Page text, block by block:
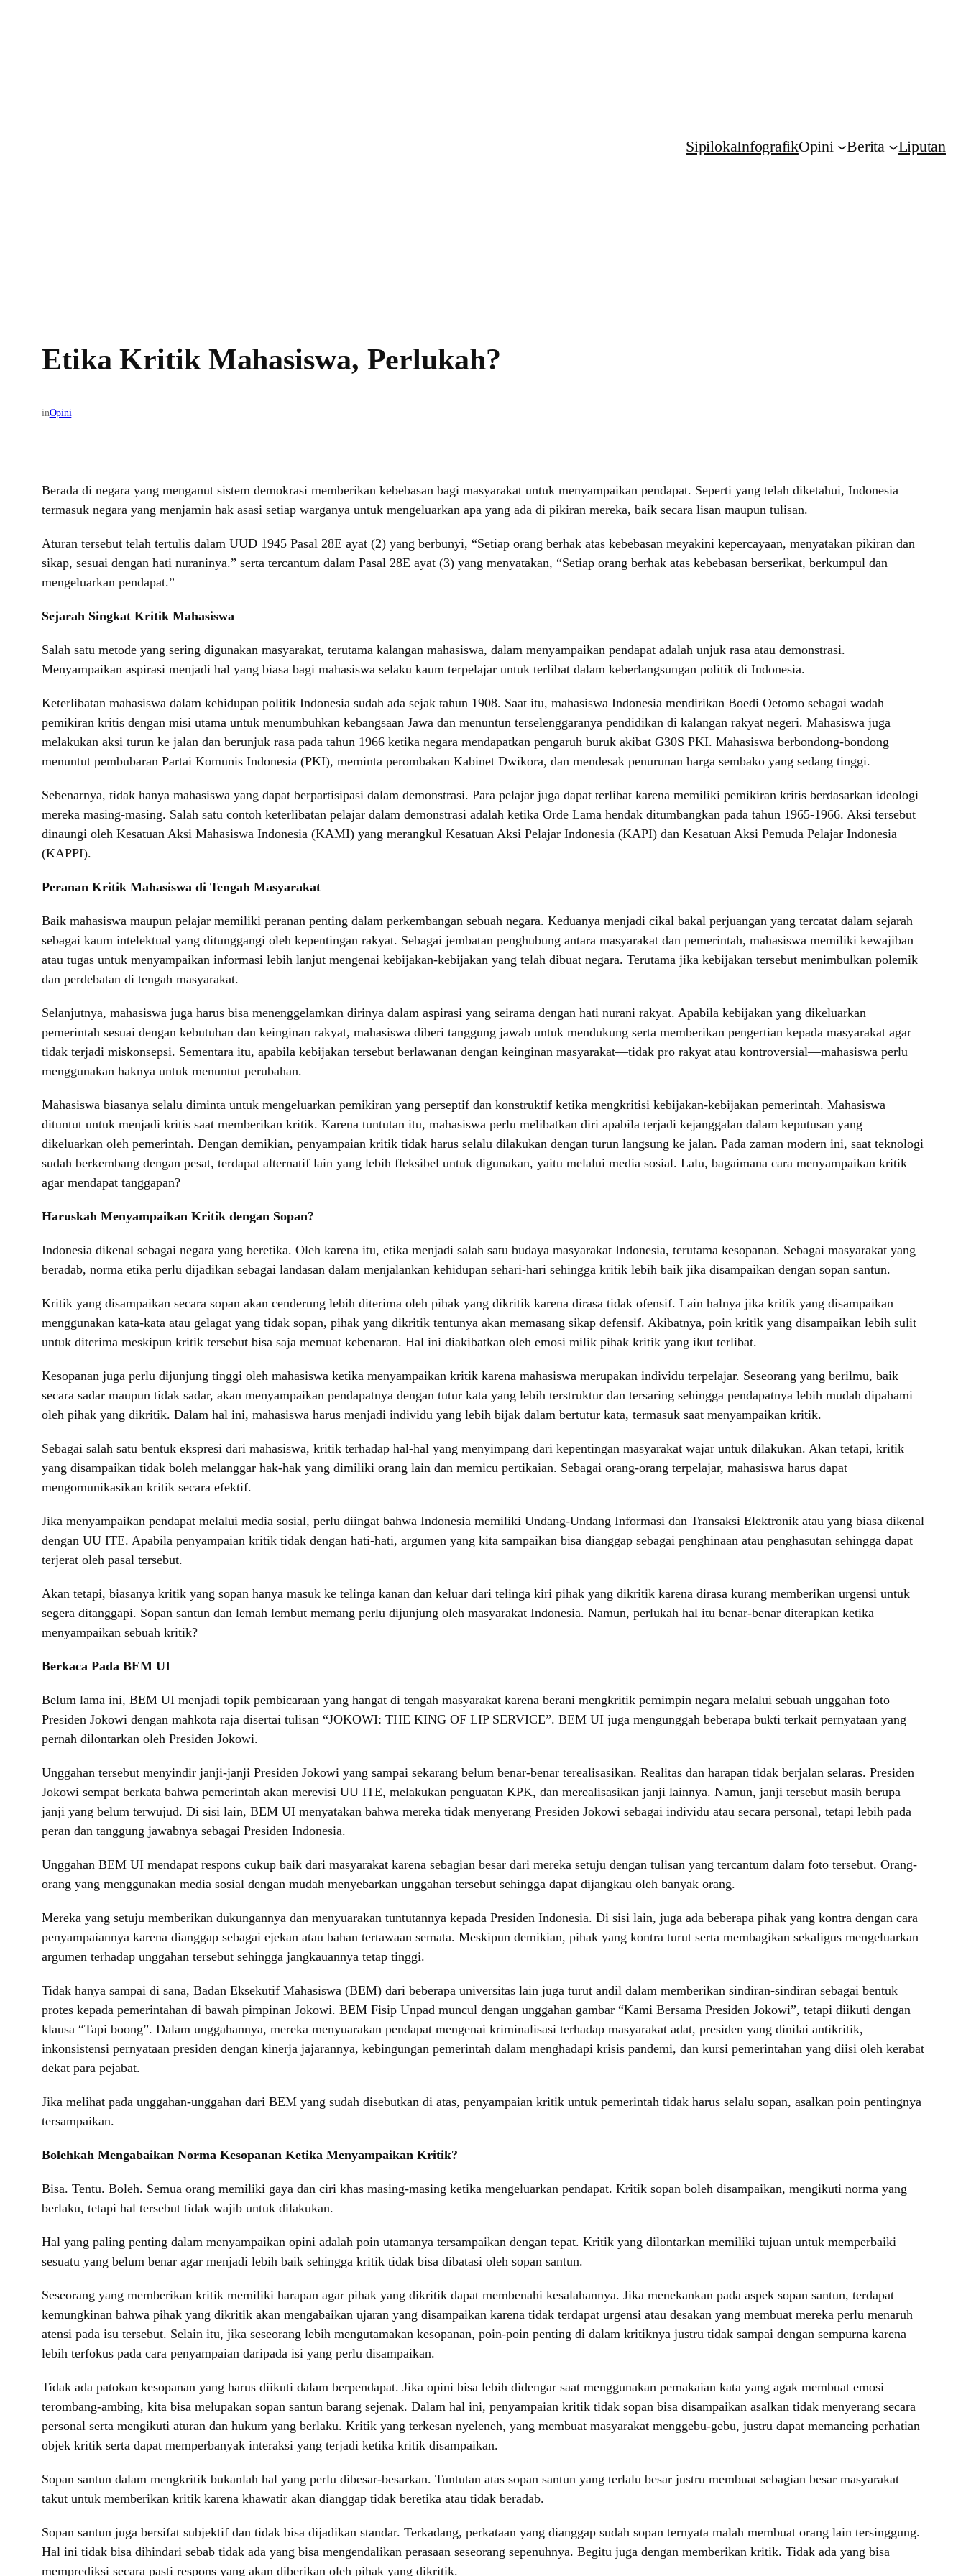
SipilokaInfografikOpini Berita Liputan
Etika Kritik Mahasiswa, Perlukah?
inOpini
Berada di negara yang menganut sistem demokrasi memberikan kebebasan bagi masyarakat untuk menyampaikan pendapat. Seperti yang telah diketahui, Indonesia
termasuk negara yang menjamin hak asasi setiap warganya untuk mengeluarkan apa yang ada di pikiran mereka, baik secara lisan maupun tulisan.
Aturan tersebut telah tertulis dalam UUD 1945 Pasal 28E ayat (2) yang berbunyi, “Setiap orang berhak atas kebebasan meyakini kepercayaan, menyatakan pikiran dan
sikap, sesuai dengan hati nuraninya.” serta tercantum dalam Pasal 28E ayat (3) yang menyatakan, “Setiap orang berhak atas kebebasan berserikat, berkumpul dan
mengeluarkan pendapat.”
Sejarah Singkat Kritik Mahasiswa
Salah satu metode yang sering digunakan masyarakat, terutama kalangan mahasiswa, dalam menyampaikan pendapat adalah unjuk rasa atau demonstrasi.
Menyampaikan aspirasi menjadi hal yang biasa bagi mahasiswa selaku kaum terpelajar untuk terlibat dalam keberlangsungan politik di Indonesia.
Keterlibatan mahasiswa dalam kehidupan politik Indonesia sudah ada sejak tahun 1908. Saat itu, mahasiswa Indonesia mendirikan Boedi Oetomo sebagai wadah
pemikiran kritis dengan misi utama untuk menumbuhkan kebangsaan Jawa dan menuntun terselenggaranya pendidikan di kalangan rakyat negeri. Mahasiswa juga
melakukan aksi turun ke jalan dan berunjuk rasa pada tahun 1966 ketika negara mendapatkan pengaruh buruk akibat G30S PKI. Mahasiswa berbondong-bondong
menuntut pembubaran Partai Komunis Indonesia (PKI), meminta perombakan Kabinet Dwikora, dan mendesak penurunan harga sembako yang sedang tinggi.
Sebenarnya, tidak hanya mahasiswa yang dapat berpartisipasi dalam demonstrasi. Para pelajar juga dapat terlibat karena memiliki pemikiran kritis berdasarkan ideologi
mereka masing-masing. Salah satu contoh keterlibatan pelajar dalam demonstrasi adalah ketika Orde Lama hendak ditumbangkan pada tahun 1965-1966. Aksi tersebut
dinaungi oleh Kesatuan Aksi Mahasiswa Indonesia (KAMI) yang merangkul Kesatuan Aksi Pelajar Indonesia (KAPI) dan Kesatuan Aksi Pemuda Pelajar Indonesia
(KAPPI).
Peranan Kritik Mahasiswa di Tengah Masyarakat
Baik mahasiswa maupun pelajar memiliki peranan penting dalam perkembangan sebuah negara. Keduanya menjadi cikal bakal perjuangan yang tercatat dalam sejarah
sebagai kaum intelektual yang ditunggangi oleh kepentingan rakyat. Sebagai jembatan penghubung antara masyarakat dan pemerintah, mahasiswa memiliki kewajiban
atau tugas untuk menyampaikan informasi lebih lanjut mengenai kebijakan-kebijakan yang telah dibuat negara. Terutama jika kebijakan tersebut menimbulkan polemik
dan perdebatan di tengah masyarakat.
Selanjutnya, mahasiswa juga harus bisa menenggelamkan dirinya dalam aspirasi yang seirama dengan hati nurani rakyat. Apabila kebijakan yang dikeluarkan
pemerintah sesuai dengan kebutuhan dan keinginan rakyat, mahasiswa diberi tanggung jawab untuk mendukung serta memberikan pengertian kepada masyarakat agar
tidak terjadi miskonsepsi. Sementara itu, apabila kebijakan tersebut berlawanan dengan keinginan masyarakat—tidak pro rakyat atau kontroversial—mahasiswa perlu
menggunakan haknya untuk menuntut perubahan.
Mahasiswa biasanya selalu diminta untuk mengeluarkan pemikiran yang perseptif dan konstruktif ketika mengkritisi kebijakan-kebijakan pemerintah. Mahasiswa
dituntut untuk menjadi kritis saat memberikan kritik. Karena tuntutan itu, mahasiswa perlu melibatkan diri apabila terjadi kejanggalan dalam keputusan yang
dikeluarkan oleh pemerintah. Dengan demikian, penyampaian kritik tidak harus selalu dilakukan dengan turun langsung ke jalan. Pada zaman modern ini, saat teknologi
sudah berkembang dengan pesat, terdapat alternatif lain yang lebih fleksibel untuk digunakan, yaitu melalui media sosial. Lalu, bagaimana cara menyampaikan kritik
agar mendapat tanggapan?
Haruskah Menyampaikan Kritik dengan Sopan?
Indonesia dikenal sebagai negara yang beretika. Oleh karena itu, etika menjadi salah satu budaya masyarakat Indonesia, terutama kesopanan. Sebagai masyarakat yang
beradab, norma etika perlu dijadikan sebagai landasan dalam menjalankan kehidupan sehari-hari sehingga kritik lebih baik jika disampaikan dengan sopan santun.
Kritik yang disampaikan secara sopan akan cenderung lebih diterima oleh pihak yang dikritik karena dirasa tidak ofensif. Lain halnya jika kritik yang disampaikan
menggunakan kata-kata atau gelagat yang tidak sopan, pihak yang dikritik tentunya akan memasang sikap defensif. Akibatnya, poin kritik yang disampaikan lebih sulit
untuk diterima meskipun kritik tersebut bisa saja memuat kebenaran. Hal ini diakibatkan oleh emosi milik pihak kritik yang ikut terlibat.
Kesopanan juga perlu dijunjung tinggi oleh mahasiswa ketika menyampaikan kritik karena mahasiswa merupakan individu terpelajar. Seseorang yang berilmu, baik
secara sadar maupun tidak sadar, akan menyampaikan pendapatnya dengan tutur kata yang lebih terstruktur dan tersaring sehingga pendapatnya lebih mudah dipahami
oleh pihak yang dikritik. Dalam hal ini, mahasiswa harus menjadi individu yang lebih bijak dalam bertutur kata, termasuk saat menyampaikan kritik.
Sebagai salah satu bentuk ekspresi dari mahasiswa, kritik terhadap hal-hal yang menyimpang dari kepentingan masyarakat wajar untuk dilakukan. Akan tetapi, kritik
yang disampaikan tidak boleh melanggar hak-hak yang dimiliki orang lain dan memicu pertikaian. Sebagai orang-orang terpelajar, mahasiswa harus dapat
mengomunikasikan kritik secara efektif.
Jika menyampaikan pendapat melalui media sosial, perlu diingat bahwa Indonesia memiliki Undang-Undang Informasi dan Transaksi Elektronik atau yang biasa dikenal
dengan UU ITE. Apabila penyampaian kritik tidak dengan hati-hati, argumen yang kita sampaikan bisa dianggap sebagai penghinaan atau penghasutan sehingga dapat
terjerat oleh pasal tersebut.
Akan tetapi, biasanya kritik yang sopan hanya masuk ke telinga kanan dan keluar dari telinga kiri pihak yang dikritik karena dirasa kurang memberikan urgensi untuk
segera ditanggapi. Sopan santun dan lemah lembut memang perlu dijunjung oleh masyarakat Indonesia. Namun, perlukah hal itu benar-benar diterapkan ketika
menyampaikan sebuah kritik?
Berkaca Pada BEM UI
Belum lama ini, BEM UI menjadi topik pembicaraan yang hangat di tengah masyarakat karena berani mengkritik pemimpin negara melalui sebuah unggahan foto
Presiden Jokowi dengan mahkota raja disertai tulisan “JOKOWI: THE KING OF LIP SERVICE”. BEM UI juga mengunggah beberapa bukti terkait pernyataan yang
pernah dilontarkan oleh Presiden Jokowi.
Unggahan tersebut menyindir janji-janji Presiden Jokowi yang sampai sekarang belum benar-benar terealisasikan. Realitas dan harapan tidak berjalan selaras. Presiden
Jokowi sempat berkata bahwa pemerintah akan merevisi UU ITE, melakukan penguatan KPK, dan merealisasikan janji lainnya. Namun, janji tersebut masih berupa
janji yang belum terwujud. Di sisi lain, BEM UI menyatakan bahwa mereka tidak menyerang Presiden Jokowi sebagai individu atau secara personal, tetapi lebih pada
peran dan tanggung jawabnya sebagai Presiden Indonesia.
Unggahan BEM UI mendapat respons cukup baik dari masyarakat karena sebagian besar dari mereka setuju dengan tulisan yang tercantum dalam foto tersebut. Orang-
orang yang menggunakan media sosial dengan mudah menyebarkan unggahan tersebut sehingga dapat dijangkau oleh banyak orang.
Mereka yang setuju memberikan dukungannya dan menyuarakan tuntutannya kepada Presiden Indonesia. Di sisi lain, juga ada beberapa pihak yang kontra dengan cara
penyampaiannya karena dianggap sebagai ejekan atau bahan tertawaan semata. Meskipun demikian, pihak yang kontra turut serta membagikan sekaligus mengeluarkan
argumen terhadap unggahan tersebut sehingga jangkauannya tetap tinggi.
Tidak hanya sampai di sana, Badan Eksekutif Mahasiswa (BEM) dari beberapa universitas lain juga turut andil dalam memberikan sindiran-sindiran sebagai bentuk
protes kepada pemerintahan di bawah pimpinan Jokowi. BEM Fisip Unpad muncul dengan unggahan gambar “Kami Bersama Presiden Jokowi”, tetapi diikuti dengan
klausa “Tapi boong”. Dalam unggahannya, mereka menyuarakan pendapat mengenai kriminalisasi terhadap masyarakat adat, presiden yang dinilai antikritik,
inkonsistensi pernyataan presiden dengan kinerja jajarannya, kebingungan pemerintah dalam menghadapi krisis pandemi, dan kursi pemerintahan yang diisi oleh kerabat
dekat para pejabat.
Jika melihat pada unggahan-unggahan dari BEM yang sudah disebutkan di atas, penyampaian kritik untuk pemerintah tidak harus selalu sopan, asalkan poin pentingnya
tersampaikan.
Bolehkah Mengabaikan Norma Kesopanan Ketika Menyampaikan Kritik?
Bisa. Tentu. Boleh. Semua orang memiliki gaya dan ciri khas masing-masing ketika mengeluarkan pendapat. Kritik sopan boleh disampaikan, mengikuti norma yang
berlaku, tetapi hal tersebut tidak wajib untuk dilakukan.
Hal yang paling penting dalam menyampaikan opini adalah poin utamanya tersampaikan dengan tepat. Kritik yang dilontarkan memiliki tujuan untuk memperbaiki
sesuatu yang belum benar agar menjadi lebih baik sehingga kritik tidak bisa dibatasi oleh sopan santun.
Seseorang yang memberikan kritik memiliki harapan agar pihak yang dikritik dapat membenahi kesalahannya. Jika menekankan pada aspek sopan santun, terdapat
kemungkinan bahwa pihak yang dikritik akan mengabaikan ujaran yang disampaikan karena tidak terdapat urgensi atau desakan yang membuat mereka perlu menaruh
atensi pada isu tersebut. Selain itu, jika seseorang lebih mengutamakan kesopanan, poin-poin penting di dalam kritiknya justru tidak sampai dengan sempurna karena
lebih terfokus pada cara penyampaian daripada isi yang perlu disampaikan.
Tidak ada patokan kesopanan yang harus diikuti dalam berpendapat. Jika opini bisa lebih didengar saat menggunakan pemakaian kata yang agak membuat emosi
terombang-ambing, kita bisa melupakan sopan santun barang sejenak. Dalam hal ini, penyampaian kritik tidak sopan bisa disampaikan asalkan tidak menyerang secara
personal serta mengikuti aturan dan hukum yang berlaku. Kritik yang terkesan nyeleneh, yang membuat masyarakat menggebu-gebu, justru dapat memancing perhatian
objek kritik serta dapat memperbanyak interaksi yang terjadi ketika kritik disampaikan.
Sopan santun dalam mengkritik bukanlah hal yang perlu dibesar-besarkan. Tuntutan atas sopan santun yang terlalu besar justru membuat sebagian besar masyarakat
takut untuk memberikan kritik karena khawatir akan dianggap tidak beretika atau tidak beradab.
Sopan santun juga bersifat subjektif dan tidak bisa dijadikan standar. Terkadang, perkataan yang dianggap sudah sopan ternyata malah membuat orang lain tersinggung.
Hal ini tidak bisa dihindari sebab tidak ada yang bisa mengendalikan perasaan seseorang sepenuhnya. Begitu juga dengan memberikan kritik. Tidak ada yang bisa
memprediksi secara pasti respons yang akan diberikan oleh pihak yang dikritik.